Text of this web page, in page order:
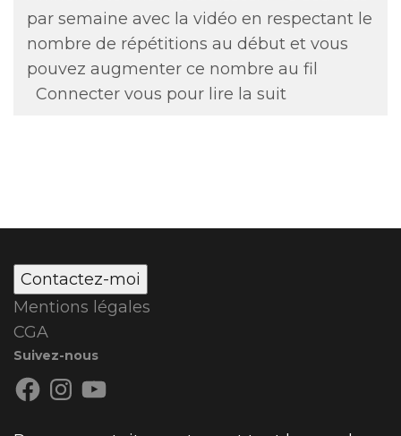
par semaine avec la vidéo en respectant le
nombre de répétitions au début et vous
pouvez augmenter ce nombre au fil
Connecter vous pour lire la suit
Contactez-moi
Mentions légales
CGA
Suivez-nous
Facebook
Instagram
YouTube